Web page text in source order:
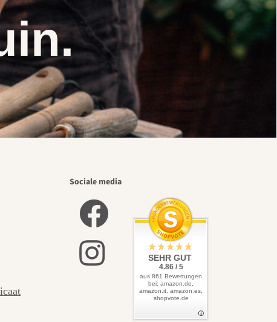
Sociale media
SEHR GUT
4.86 / 5
aus 861 Bewertungen
bei: amazon.de,
amazon.it, amazon.es,
shopvote.de